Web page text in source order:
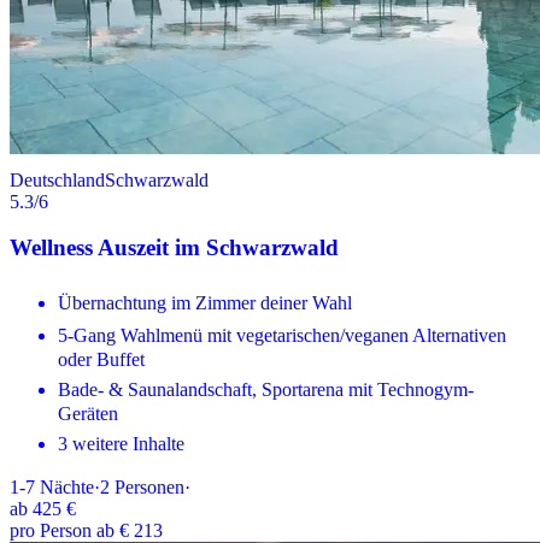
DeutschlandSchwarzwald
5.3/6
Wellness Auszeit im Schwarzwald
Übernachtung im Zimmer deiner Wahl
5-Gang Wahlmenü mit vegetarischen/veganen Alternativen
oder Buffet
Bade- & Saunalandschaft, Sportarena mit Technogym-
Geräten
3 weitere Inhalte
1-7 Nächte·2 Personen·
ab 425 €
pro Person ab € 213